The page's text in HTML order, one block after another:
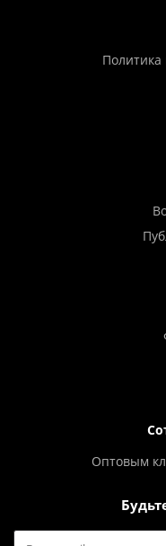
Оптовым